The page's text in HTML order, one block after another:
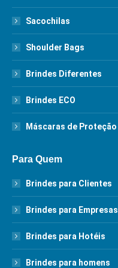
Sacochilas
Shoulder Bags
Brindes Diferentes
Brindes ECO
Máscaras de Proteção
Para Quem
Brindes para Clientes
Brindes para Empresas
Brindes para Hotéis
Brindes para homens